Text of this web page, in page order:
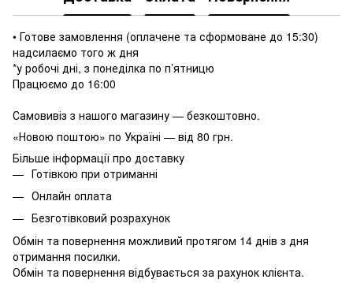
• Готове замовлення (оплачене та сформоване до 15:30)
надсилаємо того ж дня
*у робочі дні, з понеділка по п’ятницю
Працюємо до 16:00
Самовивіз з нашого магазину — безкоштовно.
«Новою поштою» по Україні — від 80 грн.
Більше інформації про доставку
Готівкою при отриманні
Онлайн оплата
Безготівковий розрахунок
Обмін та повернення можливий протягом 14 днів з дня
отримання посилки.
Обмін та повернення відбувається за рахунок клієнта.